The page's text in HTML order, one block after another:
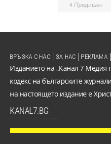
Предишен
Изданието на „Канал 7 Медия
кодекс на българските
на настоящето издание е
KANAL7.BG
ВРЪЗКА С НАС ЗА НАС РЕКЛАМА